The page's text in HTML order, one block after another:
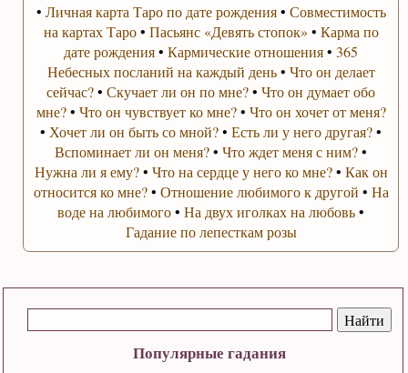
Популярные гадания
• Личная карта Таро по дате рождения• Совместимость
на картах Таро• Пасьянс «Девять стопок» • Карма по
дате рождения•Кармические отношения•365
Небесных посланий на каждый день• Что он делает
сейчас?•Скучает ли он по мне?•Что он думает обо
мне?• Что он чувствует ко мне?• Что он хочет от меня?
• Хочет ли он быть со мной?•Есть ли у него другая?•
Вспоминает ли он меня?•Что ждет меня с ним?•
Нужна ли я ему?• Что на сердце у него ко мне?• Как он
относится ко мне?• Отношение любимого к другой • На
воде на любимого•На двух иголках на любовь•
Гадание по лепесткам розы